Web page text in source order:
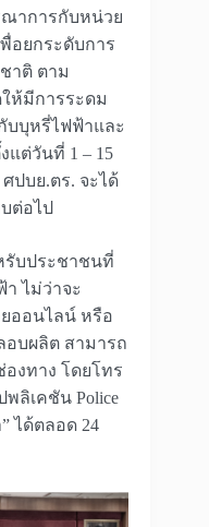
าการกับหน่วย
อยกระดับการ
าติ ตาม
ห้มีการระดม
บบุหรี่ไฟฟ้าและ
ต่วันที่ 1 – 15
ปบย.ตร. จะได้
ต่อไป
รับประชาชนที่
ไม่ว่าจะ
ออนไลน์ หรือ
บผลิต สามารถ
องทาง โดยโทร
ลิเคชัน Police
ได้ตลอด 24